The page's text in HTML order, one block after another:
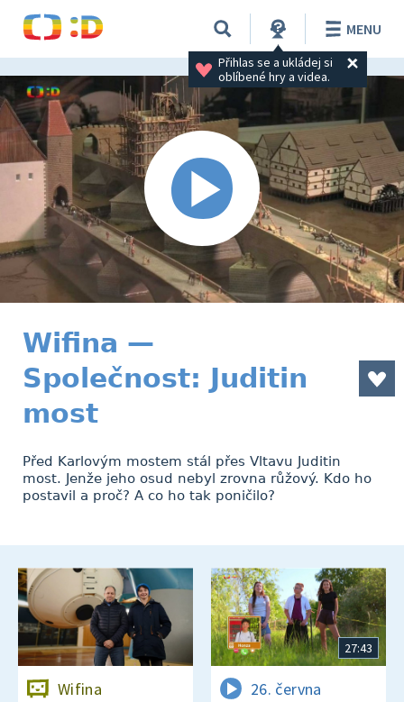
Přihlas se a ukládej si
oblíbené hry a videa.
MENU
Wifina —
Společnost: Juditin
most
Před Karlovým mostem stál přes Vltavu Juditin
most. Jenže jeho osud nebyl zrovna růžový. Kdo ho
postavil a proč? A co ho tak poničilo?
Wifina
27:43
26. června